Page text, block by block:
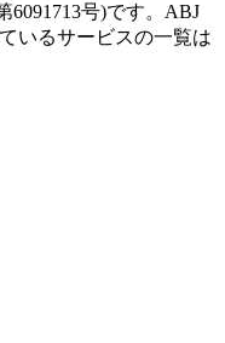
6091713号)です。ABJ
いるサービスの一覧は